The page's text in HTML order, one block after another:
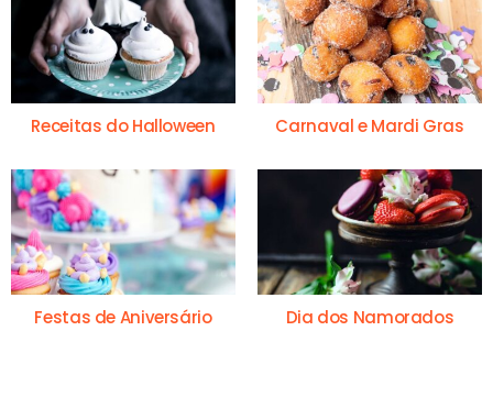
Receitas do Halloween Carnaval e Mardi Gras
Festas de Aniversário Dia dos Namorados